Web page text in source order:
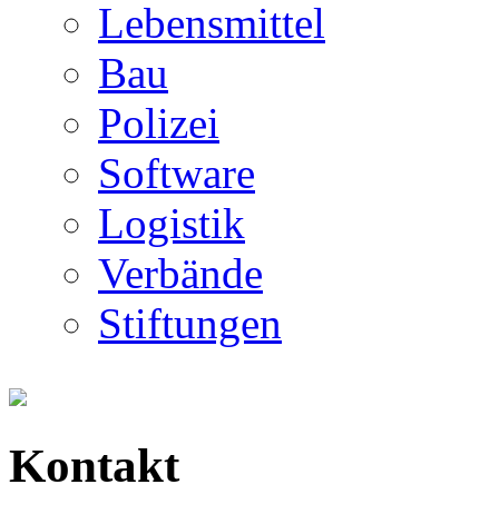
Lebensmittel
Bau
Polizei
Software
Logistik
Verbände
Stiftungen
Kontakt